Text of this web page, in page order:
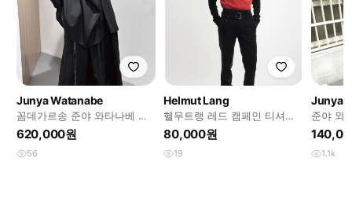
Junya Watanabe
꼼데가르송 준야 와타나베 블
랙 민소매 탑 XS
620,000원
56
Helmut Lang
헬무트랭 레드 캠페인 티셔츠
M
80,000원
19
Junya
준야 와
츠
1.1k